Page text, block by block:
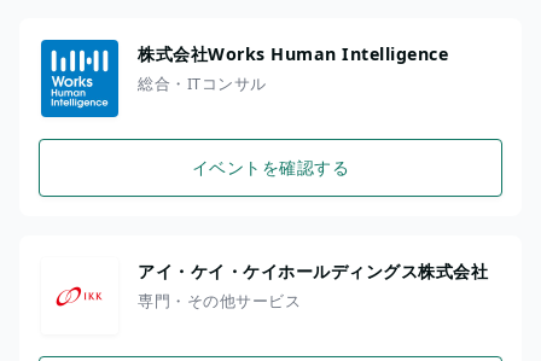
株式会社Works Human Intelligence
総合・ITコンサル
イベントを確認する
アイ・ケイ・ケイホールディングス株式会社
専門・その他サービス